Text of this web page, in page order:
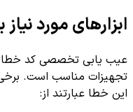
ابزارهای مورد
تجهیزات مناسب است. برخی
این خطا عبارتند از: